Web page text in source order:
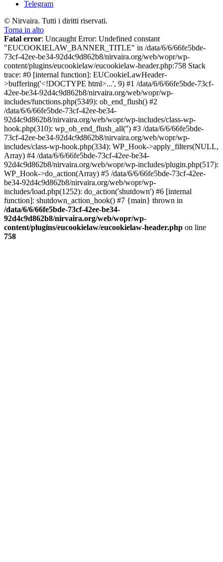
Telegram
© Nirvaira. Tutti i diritti riservati.
Torna in alto
Fatal error: Uncaught Error: Undefined constant
"EUCOOKIELAW_BANNER_TITLE" in /data/6/6/66fe5bde-
73cf-42ee-be34-92d4c9d862b8/nirvaira.org/web/wopr/wp-
content/plugins/eucookielaw/eucookielaw-header.php:758 Stack
trace: #0 [internal function]: EUCookieLawHeader-
>buffering('<!DOCTYPE html>...', 9) #1 /data/6/6/66fe5bde-73cf-
42ee-be34-92d4c9d862b8/nirvaira.org/web/wopr/wp-
includes/functions.php(5349): ob_end_flush() #2
/data/6/6/66fe5bde-73cf-42ee-be34-
92d4c9d862b8/nirvaira.org/web/wopr/wp-includes/class-wp-
hook.php(310): wp_ob_end_flush_all('') #3 /data/6/6/66fe5bde-
73cf-42ee-be34-92d4c9d862b8/nirvaira.org/web/wopr/wp-
includes/class-wp-hook.php(334): WP_Hook->apply_filters(NULL,
Array) #4 /data/6/6/66fe5bde-73cf-42ee-be34-
92d4c9d862b8/nirvaira.org/web/wopr/wp-includes/plugin.php(517):
WP_Hook->do_action(Array) #5 /data/6/6/66fe5bde-73cf-42ee-
be34-92d4c9d862b8/nirvaira.org/web/wopr/wp-
includes/load.php(1252): do_action('shutdown') #6 [internal
function]: shutdown_action_hook() #7 {main} thrown in
/data/6/6/66fe5bde-73cf-42ee-be34-
92d4c9d862b8/nirvaira.org/web/wopr/wp-
content/plugins/eucookielaw/eucookielaw-header.php on line
758